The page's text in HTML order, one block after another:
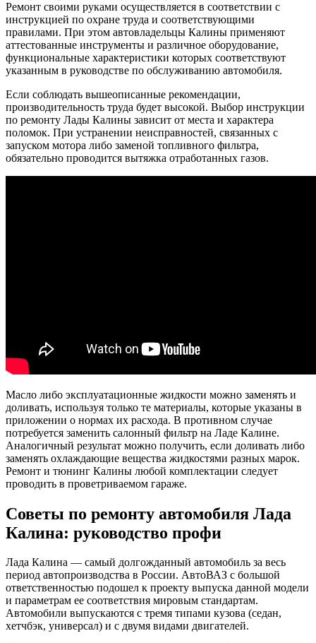
Ремонт своими руками осуществляется в соответствии с
инструкцией по охране труда и соответствующими
правилами. При этом автовладельцы Калины применяют
аттестованные инструменты и различное оборудование,
функциональные характеристики которых соответствуют
указанным в руководстве по обслуживанию автомобиля.
Если соблюдать вышеописанные рекомендации,
производительность труда будет высокой. Выбор инструкции
по ремонту Лады Калины зависит от места и характера
поломок. При устранении неисправностей, связанных с
запуском мотора либо заменой топливного фильтра,
обязательно проводится вытяжка отработанных газов.
Масло либо эксплуатационные жидкости можно заменять и
доливать, используя только те материалы, которые указаны в
приложении о нормах их расхода. В противном случае
потребуется заменить салонный фильтр на Ладе Калине.
Аналогичный результат можно получить, если доливать либо
заменять охлаждающие вещества жидкостями разных марок.
Ремонт и тюнинг Калины любой комплектации следует
проводить в проветриваемом гараже.
Советы по ремонту автомобиля Лада
Калина: руководство профи
Лада Калина — самый долгожданный автомобиль за весь
период автопроизводства в России. АвтоВАЗ с большой
ответственностью подошел к проекту выпуска данной модели
и параметрам ее соответствия мировым стандартам.
Автомобили выпускаются с тремя типами кузова (седан,
хетчбэк, универсал) и с двумя видами двигателей.